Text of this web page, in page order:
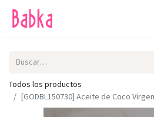
Todos los productos
[GODBL150730] Aceite de Coco